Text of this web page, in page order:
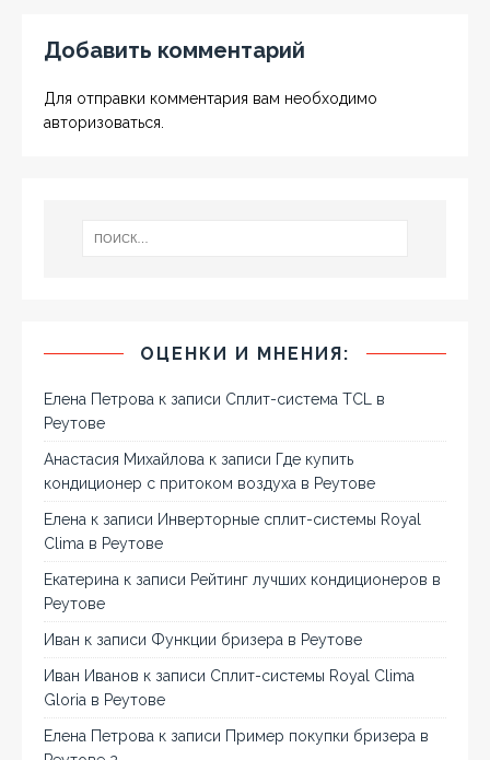
Добавить комментарий
Для отправки комментария вам необходимо
авторизоваться
ОЦЕНКИ И МНЕНИЯ:
Елена Петрова к записи Сплит-система TCL в
Реутове
Анастасия Михайлова к записи Где купить
кондиционер с притоком воздуха в Реутове
Елена к записи Инверторные сплит-системы Royal
Clima в Реутове
Екатерина к записи Рейтинг лучших кондиционеров в
Реутове
Иван к записи Функции бризера в Реутове
Иван Иванов к записи Сплит-системы Royal Clima
Gloria в Реутове
Елена Петрова к записи Пример покупки бризера в